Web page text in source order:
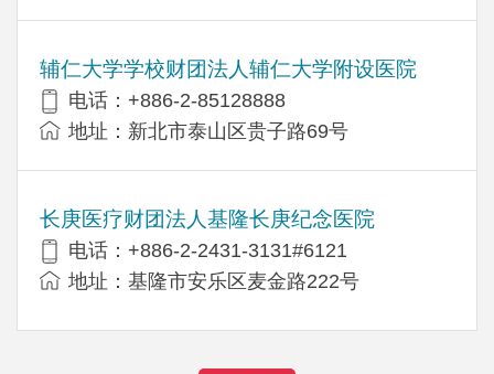
辅仁大学学校财团法人辅仁大学附设医院
电话：+886-2-85128888
地址：新北市泰山区贵子路69号
长庚医疗财团法人基隆长庚纪念医院
电话：+886-2-2431-3131#6121
地址：基隆市安乐区麦金路222号